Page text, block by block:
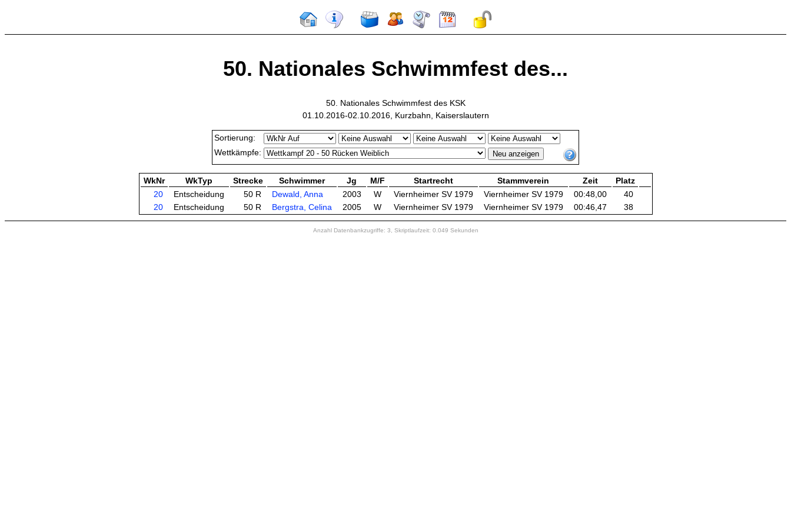
50. Nationales Schwimmfest des...
50. Nationales Schwimmfest des KSK
01.10.2016-02.10.2016, Kurzbahn, Kaiserslautern
Sortierung:
Wettkämpfe:
WkNr WkTyp Strecke Schwimmer Jg M/F Startrecht Stammverein Zeit
Platz
20
Entscheidung 50 R Dewald, Anna 2003 W Viernheimer SV 1979 Viernheimer SV 1979 00:48,00
40
20
Entscheidung 50 R Bergstra, Celina 2005 W Viernheimer SV 1979 Viernheimer SV 1979 00:46,47 38
Anzahl Datenbankzugriffe: 3, Skriptlaufzeit: 0.049 Sekunden